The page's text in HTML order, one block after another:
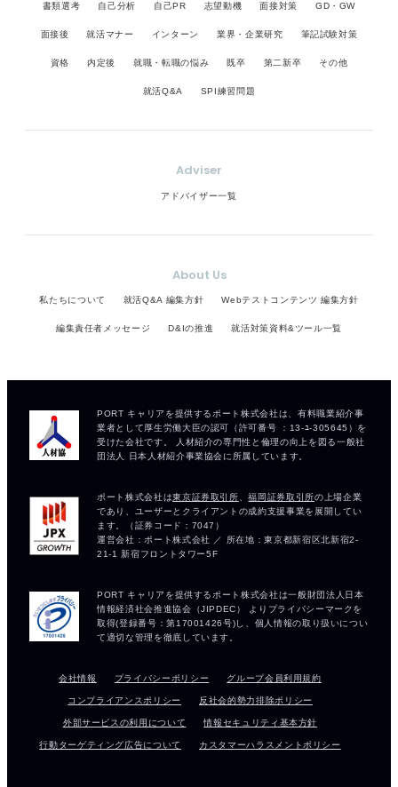
書類選考 自己分析 自己PR 志望動機 面接対策 GD・GW
面接後 就活マナー インターン 業界・企業研究 筆記試験対策
資格 内定後 就職・転職の悩み 既卒 第二新卒 その他
就活Q&A SPI練習問題
Adviser
アドバイザー一覧
About Us
私たちについて 就活Q&A 編集方針 Webテストコンテンツ 編集方針
編集責任者メッセージ D&Iの推進 就活対策資料&ツール一覧
会社情報 プライバシーポリシー グループ会員利用規約
コンプライアンスポリシー 反社会的勢力排除ポリシー
外部サービスの利用について 情報セキュリティ基本方針
行動ターゲティング広告について カスタマーハラスメントポリシー